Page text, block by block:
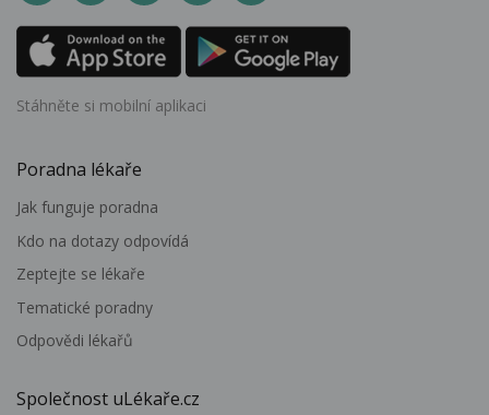
Stáhněte si mobilní aplikaci
Poradna lékaře
Jak funguje poradna
Kdo na dotazy odpovídá
Zeptejte se lékaře
Tematické poradny
Odpovědi lékařů
Společnost uLékaře.cz